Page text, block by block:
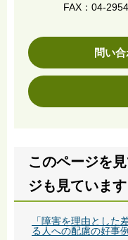
FAX：04-
問い
このページを
ジも見ています
「障害を理由とした
る人への配慮の好事